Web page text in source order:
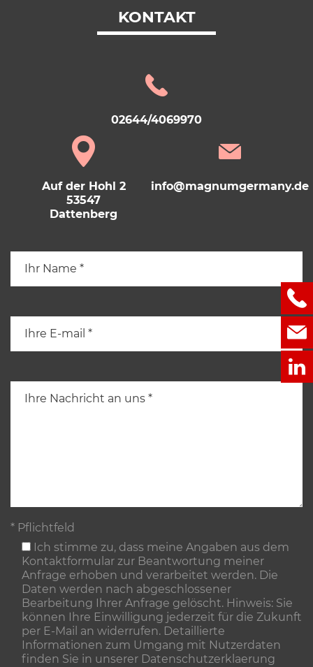
KONTAKT
02644/4069970
Auf der Hohl 2
53547
Dattenberg
info@magnumgermany.de
* Pflichtfeld
Ich stimme zu, dass meine Angaben aus dem
Kontaktformular zur Beantwortung meiner
Anfrage erhoben und verarbeitet werden. Die
Daten werden nach abgeschlossener
Bearbeitung Ihrer Anfrage gelöscht. Hinweis: Sie
können Ihre Einwilligung jederzeit für die Zukunft
per E-Mail an widerrufen. Detaillierte
Informationen zum Umgang mit Nutzerdaten
finden Sie in unserer Datenschutzerklaerung